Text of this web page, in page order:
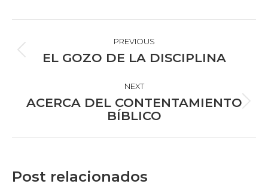
NAVIGATIONPREVIOUS
Previous
EL GOZO DE LA DISCIPLINA
NEXT
Next
ACERCA DEL CONTENTAMIENTO
BÍBLICO
Post relacionados